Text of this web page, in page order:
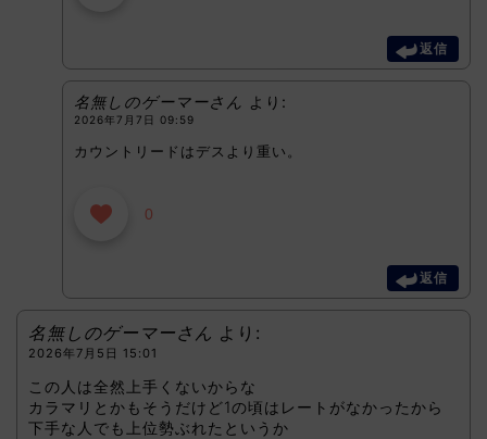
返信
名無しのゲーマーさん より:
2026年7月7日 09:59
カウントリードはデスより重い。
0
返信
名無しのゲーマーさん より:
2026年7月5日 15:01
この人は全然上手くないからな
カラマリとかもそうだけど1の頃はレートがなかったから
下手な人でも上位勢ぶれたというか